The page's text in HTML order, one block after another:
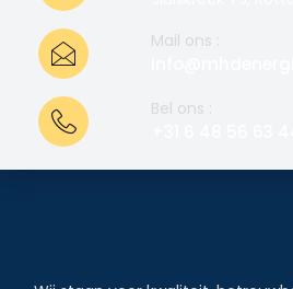
Mail ons :
Bel ons :